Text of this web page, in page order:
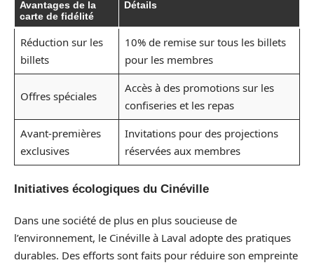
Avantages de la
carte de fidélité
Détails
Réduction sur les
billets
10% de remise sur tous les billets
pour les membres
Offres spéciales
Accès à des promotions sur les
confiseries et les repas
Avant-premières
exclusives
Invitations pour des projections
réservées aux membres
Initiatives écologiques du Cinéville
Dans une société de plus en plus soucieuse de
l’environnement, le Cinéville à Laval adopte des pratiques
durables. Des efforts sont faits pour réduire son empreinte